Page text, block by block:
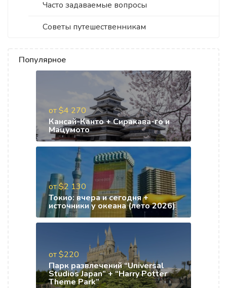
Часто задаваемые вопросы
Советы путешественникам
Популярное
от $4 270
Кансай-Канто + Сиракава-го и
Мацумото
от $2 130
Токио: вчера и сегодня +
источники у океана (лето 2026)
от $220
Парк развлечений “Universal
Studios Japan” + “Harry Potter
Theme Park”